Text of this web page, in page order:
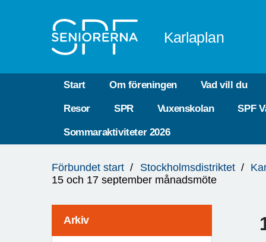
Karlaplan
Start Om föreningen Vad vill du
Resor SPR Vuxenskolan SPF
Sommaraktiviteter 2026
är
Förbundet start Stockholmsdistriktet
15 och 17 september månadsmöte
Arkiv